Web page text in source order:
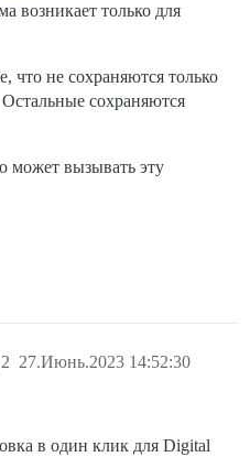
возникает только для
что не сохраняются только
Остальные сохраняются
может вызывать эту
27.Июнь.2023 14:52:30
2
в один клик для Digital